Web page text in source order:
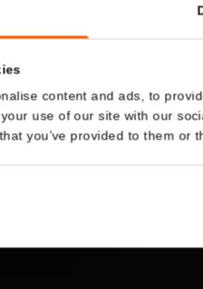
content and ads, to
your use of our site with
that you’ve provided to